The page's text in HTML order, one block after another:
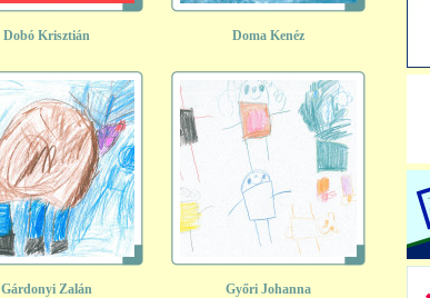
Dobó Krisztián Doma Kenéz
Gárdonyi Zalán Győri Johanna